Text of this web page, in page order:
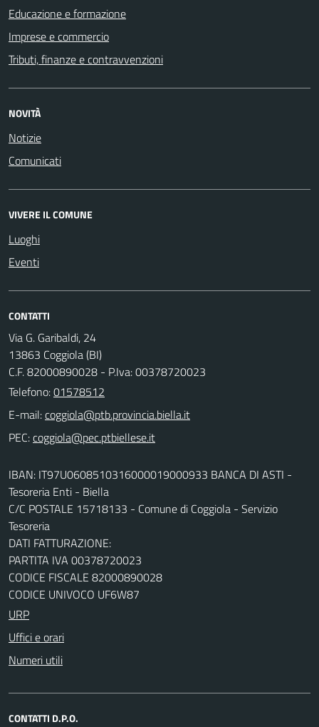
Educazione e formazione
Imprese e commercio
Tributi, finanze e contravvenzioni
NOVITÀ
Notizie
Comunicati
VIVERE IL COMUNE
Luoghi
Eventi
CONTATTI
Via G. Garibaldi, 24
13863 Coggiola (BI)
C.F. 82000890028 - P.Iva: 00378720023
Telefono:01578512
E-mail:
PEC:
IBAN: IT97U0608510316000019000933 BANCA DI ASTI -
Tesoreria Enti - Biella
C/C POSTALE 15718133 - Comune di Coggiola - Servizio
Tesoreria
DATI FATTURAZIONE:
PARTITA IVA 00378720023
CODICE FISCALE 82000890028
CODICE UNIVOCO UF6W87
URP
Uffici e orari
Numeri utili
CONTATTI D.P.O.